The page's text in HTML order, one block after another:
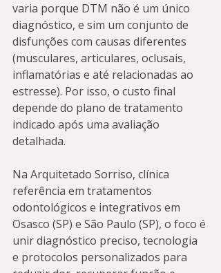
varia porque DTM não é um único
diagnóstico, e sim um conjunto de
disfunções com causas diferentes
(musculares, articulares, oclusais,
inflamatórias e até relacionadas ao
estresse). Por isso, o custo final
depende do plano de tratamento
indicado após uma avaliação
detalhada.
Na Arquitetado Sorriso, clínica
referência em tratamentos
odontológicos e integrativos em
Osasco (SP) e São Paulo (SP), o foco é
unir diagnóstico preciso, tecnologia
e protocolos personalizados para